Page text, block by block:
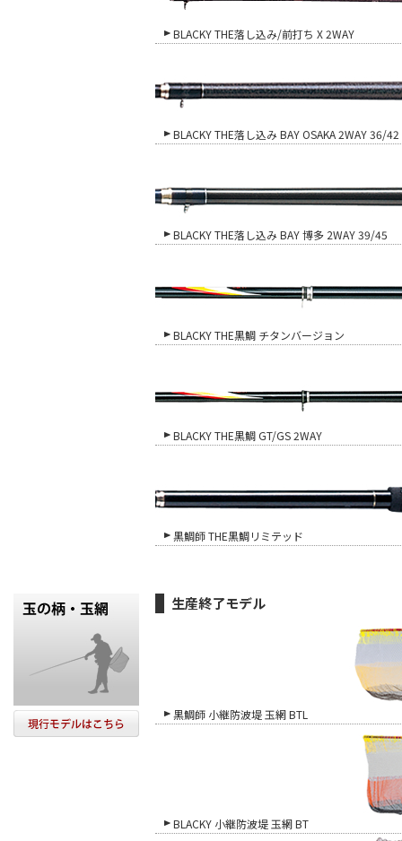
BLACKY THE落し込み/前打ち X 2WAY
BLACKY THE落し込み BAY OSAKA 2WAY 36/42
BLACKY THE落し込み BAY 博多 2WAY 39/45
BLACKY THE黒鯛 チタンバージョン
BLACKY THE黒鯛 GT/GS 2WAY
黒鯛師 THE黒鯛リミテッド
生産終了モデル
黒鯛師 小継防波堤 玉網 BTL
BLACKY 小継防波堤 玉網 BT